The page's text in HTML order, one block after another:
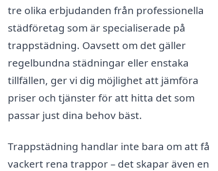
tre olika erbjudanden från professionella
städföretag som är specialiserade på
trappstädning. Oavsett om det gäller
regelbundna städningar eller enstaka
tillfällen, ger vi dig möjlighet att jämföra
priser och tjänster för att hitta det som
passar just dina behov bäst.
Trappstädning handlar inte bara om att få
vackert rena trappor – det skapar även en